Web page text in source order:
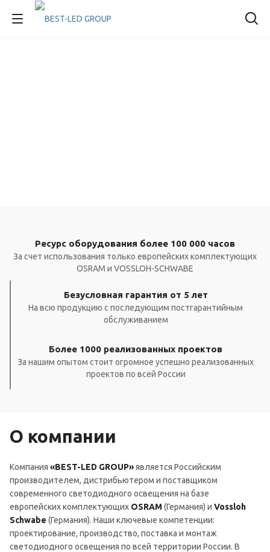
Ресурс оборудования более 100 000 часов
За счет использования только европейских комплектующих
OSRAM и VOSSLOH-SCHWABE
Безусловная гарантия от 5 лет
На всю продукцию с последующим постгарантийным
обслуживанием
Более 1000 реализованных проектов
За нашим опытом стоит огромное успешно реализованных
проектов по всей России
О компании
Компания «BEST-LED GROUP»является Российским
производителем, дистрибьютером и поставщиком
современного светодиодного освещения на базе
европейских комплектующих OSRAM(Германия) и Vossloh
Schwabe (Германия). Наши ключевые компетенции:
проектирование, производство, поставка и монтаж
светодиодного освещения по всей территории России. В